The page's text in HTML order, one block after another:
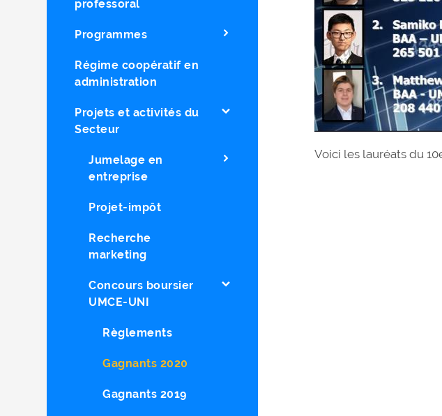
professoral
Programmes
Régime coopératif en
administration
Projets et activités du
Secteur
Jumelage en
entreprise
Projet-impôt
Recherche
marketing
Concours boursier
UMCE-UNI
Règlements
Gagnants 2020
Gagnants 2019
Voici les lauréats du